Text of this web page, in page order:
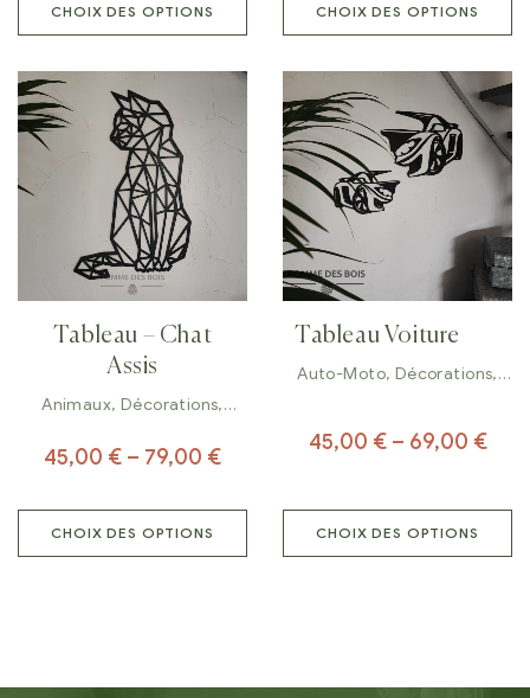
CHOIX DES OPTIONS CHOIX DES OPTIONS
Tableau – Chat
Assis
Animaux, Décorations,
45,00 € – 79,00 €
CHOIX DES OPTIONS
Tableau Voiture
Auto-Moto, Décorations,
45,00 €– 69,00 €
CHOIX DES OPTIONS